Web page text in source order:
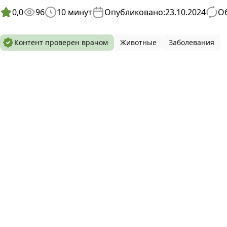
0,0 96 10 минут Опубликовано:23.10.2024
Контент проверен врачом Животные Заболевания